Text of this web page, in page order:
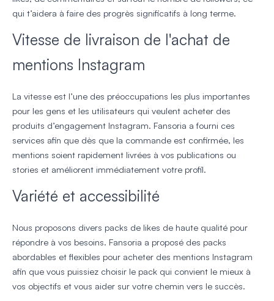
qui t’aidera à faire des progrès significatifs à long terme.
Vitesse de livraison de l'achat de
mentions Instagram
La vitesse est l’une des préoccupations les plus importantes
pour les gens et les utilisateurs qui veulent acheter des
produits d’engagement Instagram. Fansoria a fourni ces
services afin que dès que la commande est confirmée, les
mentions soient rapidement livrées à vos publications ou
stories et améliorent immédiatement votre profil.
Variété et accessibilité
Nous proposons divers packs de likes de haute qualité pour
répondre à vos besoins. Fansoria a proposé des packs
abordables et flexibles pour acheter des mentions Instagram
afin que vous puissiez choisir le pack qui convient le mieux à
vos objectifs et vous aider sur votre chemin vers le succès.